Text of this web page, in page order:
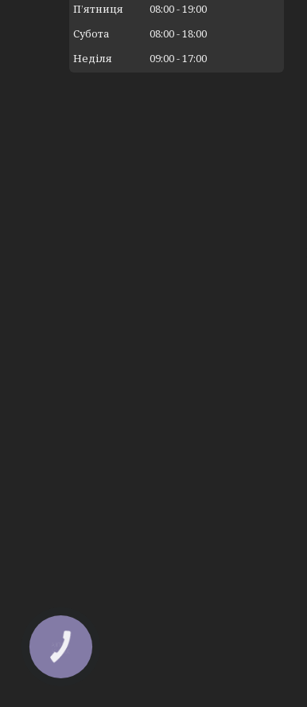
Пʼятниця
08:00 19:00
Субота
08:00 18:00
Неділя
09:00 17:00
КНОПКА
ЗВ'ЯЗКУ